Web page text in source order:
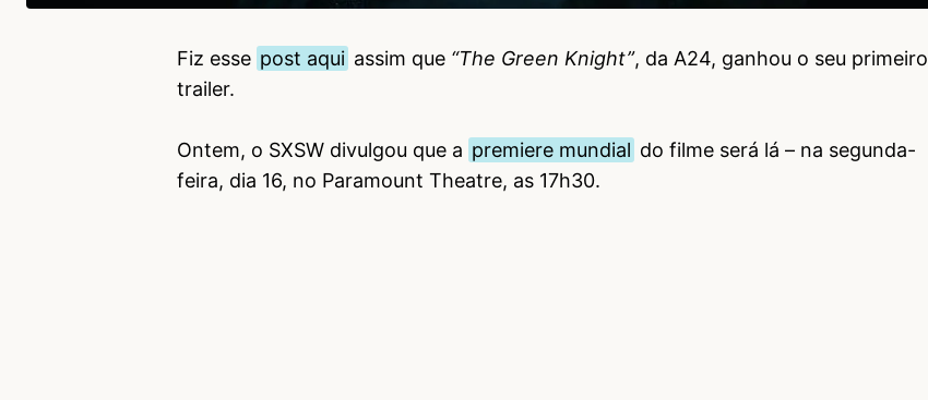
Fiz esse post aqui assim que “The Green Knight”, da A24, ganhou o seu primeiro
trailer.
Ontem, o SXSW divulgou que a premiere mundial do filme será lá – na segunda-
feira, dia 16, no Paramount Theatre, as 17h30.